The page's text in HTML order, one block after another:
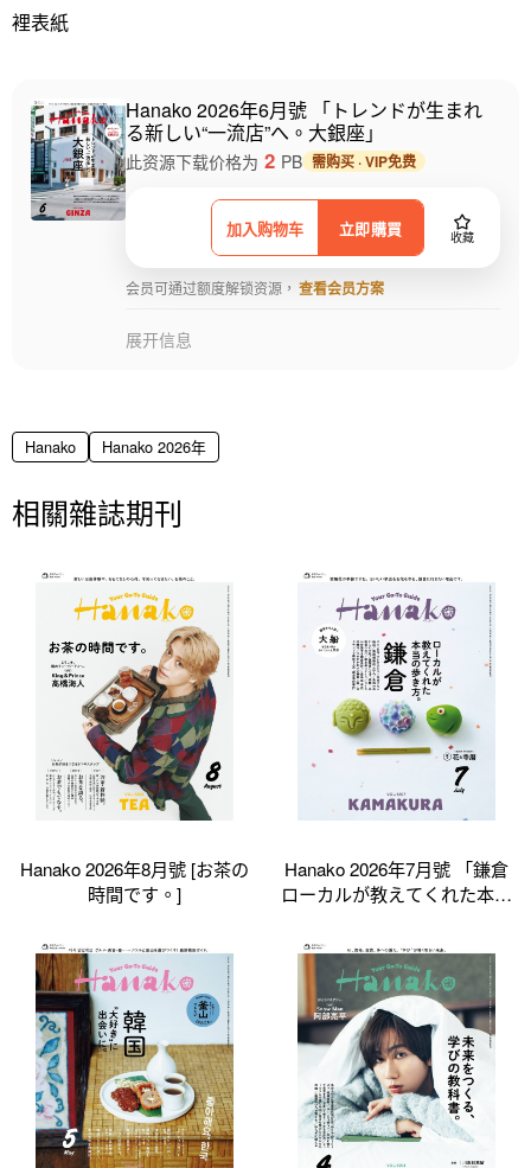
裡表紙
Hanako 2026年6月號 「トレンドが生まれ
る新しい“一流店”へ。大銀座」
加入购物车 立即購買 收藏
此资源下载价格为 2 PB 需购买 · VIP免费
会员可通过额度解锁资源， 查看会员方案
展开信息
Hanako Hanako 2026年
相關雜誌期刊
Hanako 2026年8月號 [お茶の
時間です。]
Hanako 2026年7月號 「鎌倉
ローカルが教えてくれた本當